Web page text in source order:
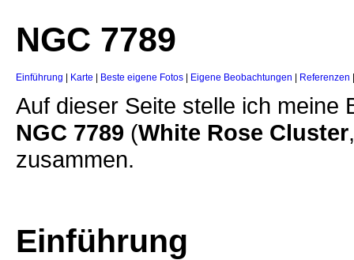
NGC 7789
Einführung Karte Beste eigene Fotos Eigene Beobachtungen Referenzen
Auf dieser Seite stelle ich meine
NGC 7789 (White Rose Cluster
zusammen.
Einführung